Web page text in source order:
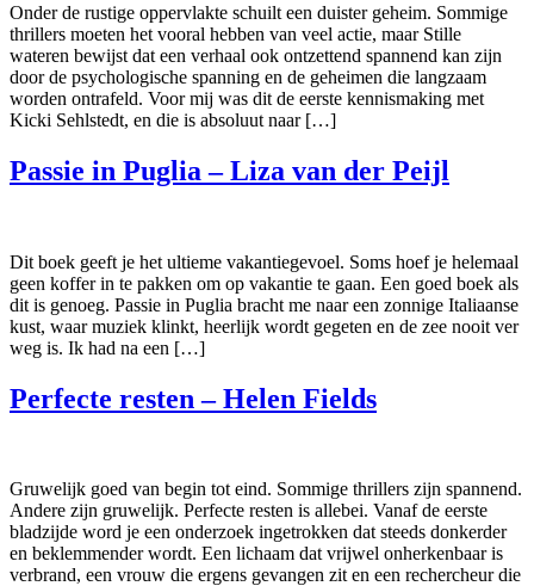
Onder de rustige oppervlakte schuilt een duister geheim. Sommige
thrillers moeten het vooral hebben van veel actie, maar Stille
wateren bewijst dat een verhaal ook ontzettend spannend kan zijn
door de psychologische spanning en de geheimen die langzaam
worden ontrafeld. Voor mij was dit de eerste kennismaking met
Kicki Sehlstedt, en die is absoluut naar […]
Passie in Puglia – Liza van der Peijl
Dit boek geeft je het ultieme vakantiegevoel. Soms hoef je helemaal
geen koffer in te pakken om op vakantie te gaan. Een goed boek als
dit is genoeg. Passie in Puglia bracht me naar een zonnige Italiaanse
kust, waar muziek klinkt, heerlijk wordt gegeten en de zee nooit ver
weg is. Ik had na een […]
Perfecte resten – Helen Fields
Gruwelijk goed van begin tot eind. Sommige thrillers zijn spannend.
Andere zijn gruwelijk. Perfecte resten is allebei. Vanaf de eerste
bladzijde word je een onderzoek ingetrokken dat steeds donkerder
en beklemmender wordt. Een lichaam dat vrijwel onherkenbaar is
verbrand, een vrouw die ergens gevangen zit en een rechercheur die